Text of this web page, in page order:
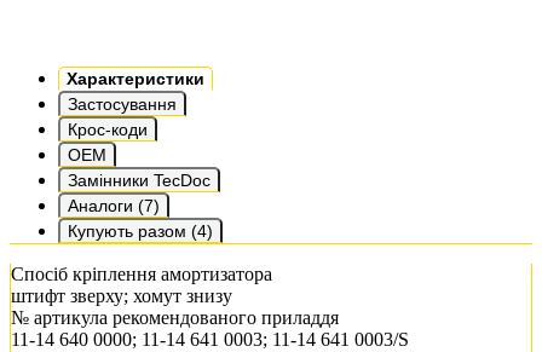
Характеристики
Застосування
Крос-коди
OEM
Замінники TecDoc
Аналоги (7)
Купують разом (4)
Спосіб кріплення амортизатора
штифт зверху; хомут знизу
№ артикула рекомендованого приладдя
11-14 640 0000; 11-14 641 0003; 11-14 641 0003/S